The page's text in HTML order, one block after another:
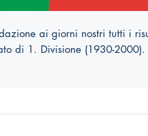
ai giorni nostri tutti i
di 1. Divisione (1930-2000).